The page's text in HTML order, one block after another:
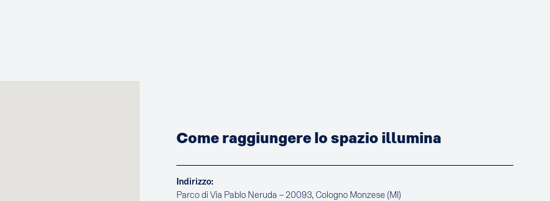
Come raggiungere lo spazio illumina
Indirizzo:
Parco di Via Pablo Neruda – 20093, Cologno Monzese (MI)